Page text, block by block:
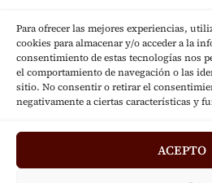
Para ofrecer las mejores experiencias,
cookies para almacenar y/o acceder a la
consentimiento de estas tecnologías nos
el comportamiento de navegación o las
sitio. No consentir o retirar el
negativamente a ciertas características y
ACEPTO